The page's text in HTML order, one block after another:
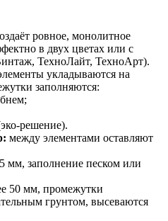
ровное, монолитное
в двух цветах или с
ТехноЛайт, ТехноАрт).
укладываются на
заполняются:
между элементами оставляют
мм, заполнение песком или
50 мм, промежутки
грунтом, высеваются